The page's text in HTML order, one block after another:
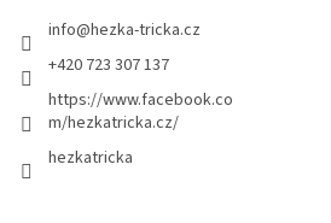
info@hezka-tricka.cz
+420 723 307 137
https://www.facebook.co
m/hezkatricka.cz/
hezkatricka